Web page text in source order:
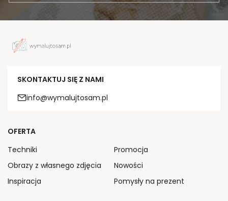
SKONTAKTUJ SIĘ Z NAMI
info@wymalujtosam.pl
OFERTA
Techniki
Obrazy z własnego zdjęcia
Inspiracja
Promocja
Nowości
Pomysły na prezent